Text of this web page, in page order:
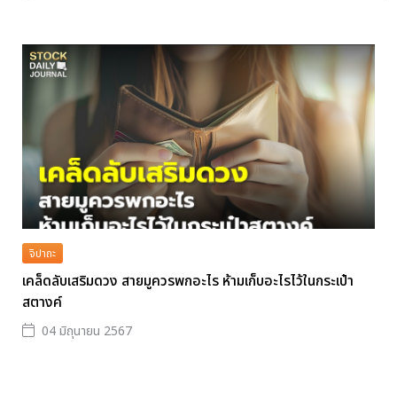
จิปาถะ
เคล็ดลับเสริมดวง สายมูควรพกอะไร ห้ามเก็บอะไรไว้ในกระเป๋า
สตางค์
04 มิถุนายน 2567